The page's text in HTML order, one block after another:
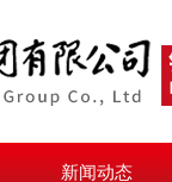
新闻动态